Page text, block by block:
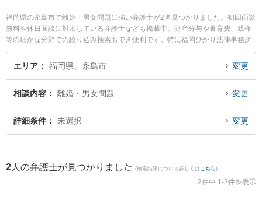
福岡県の糸島市で離婚・男女問題に強い弁護士が2名見つかりました。初回面談
無料や休日面談に対応している弁護士なども掲載中。財産分与や養育費、親権
等の細かな分野での絞り込み検索もでき便利です。特に福岡ひかり法律事務所
の河野 雄輝弁護士や福岡ひかり法律事務所の小玉 可南子弁護士のプロフィール
情報や弁護士費用、強みなどが注目されています。『糸島市で土日や夜間に発
料で離婚・男女問題を法律相談できる糸島市内の弁護士に相談予約したい』な
どでお困りの相談者さんにおすすめです。
エリア 福岡県、糸島市 変更
相談内容 離婚・男女問題 変更
詳細条件 未選択 変更
2 人の弁護士が見つかりました (検索結果について詳しくは こちら)
2件中 1-2件を表示